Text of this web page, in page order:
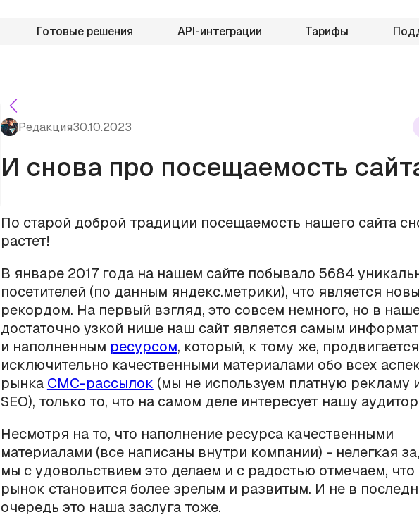
Готовые решения API-интеграции Тарифы
Редакция30.10.2023
И снова про посещаемость
По старой доброй традиции посещаемость нашего сайта
растет!
В январе 2017 года на нашем сайте побывало 5684
посетителей (по данным яндекс.метрики), что является
рекордом. На первый взгляд, это совсем немного, но в
достаточно узкой нише наш сайт является самым
и наполненным ресурсом, который, к тому же, продвигается
исключительно качественными материалами обо всех
рынка СМС-рассылок (мы не используем платную рекламу
SEO), только то, что на самом деле интересует нашу
Несмотря на то, что наполнение ресурса качественными
материалами (все написаны внутри компании) - нелегкая
мы с удовольствием это делаем и с радостью отмечаем,
рынок становится более зрелым и развитым. И не в
очередь это наша заслуга тоже.